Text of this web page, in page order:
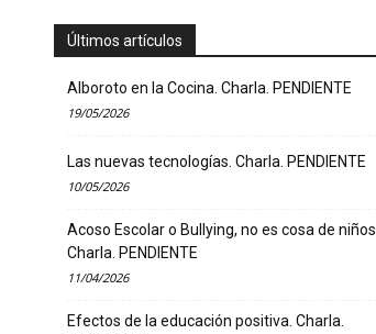
Últimos artículos
Alboroto en la Cocina. Charla. PENDIENTE
19/05/2026
Las nuevas tecnologías. Charla. PENDIENTE
10/05/2026
Acoso Escolar o Bullying, no es cosa de niños.
Charla. PENDIENTE
11/04/2026
Efectos de la educación positiva. Charla.